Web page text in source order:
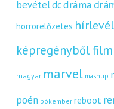
bevételdcdráma
horrorelőzetes hírlevél
képregényből film
magyar marvel mashup
poén pókember reboot